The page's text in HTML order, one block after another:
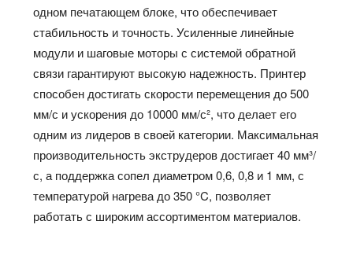
одном печатающем блоке, что обеспечивает
стабильность и точность. Усиленные линейные
модули и шаговые моторы с системой обратной
связи гарантируют высокую надежность. Принтер
способен достигать скорости перемещения до 500
мм/с и ускорения до 10000 мм/с², что делает его
одним из лидеров в своей категории. Максимальная
производительность экструдеров достигает 40 мм³/
с, а поддержка сопел диаметром 0,6, 0,8 и 1 мм, с
температурой нагрева до 350 °C, позволяет
работать с широким ассортиментом материалов.